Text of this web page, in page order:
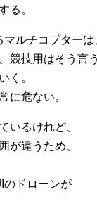
る。
ルチコプターは
競技用はそう言
く。
に危ない。
いるけれど、
が違うため、
のドローンが